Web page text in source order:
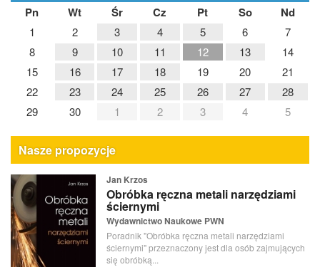
Pn Wt Śr Cz Pt So Nd
1 2 3 4 5 6
7
8
9 10 11 12 13
14
15
16 17 18 19 20
21
22
23 24 25 26 27
28
29
30 1 2 3 4 5
Nasze propozycje
Jan Krzos
Obróbka ręczna metali narzędziami
ściernymi
Wydawnictwo Naukowe PWN
Poradnik "Obróbka ręczna metali narzędziami
ściernymi" przeznaczony jest dla osób zajmujących
się obróbką...